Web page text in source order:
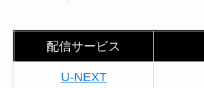
配信サービス
U-NEXT